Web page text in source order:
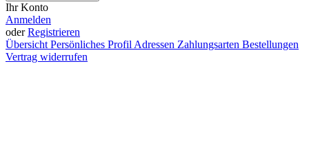
Ihr Konto
Anmelden
oderRegistrieren
Übersicht Persönliches Profil Adressen Zahlungsarten Bestellungen
Vertrag widerrufen